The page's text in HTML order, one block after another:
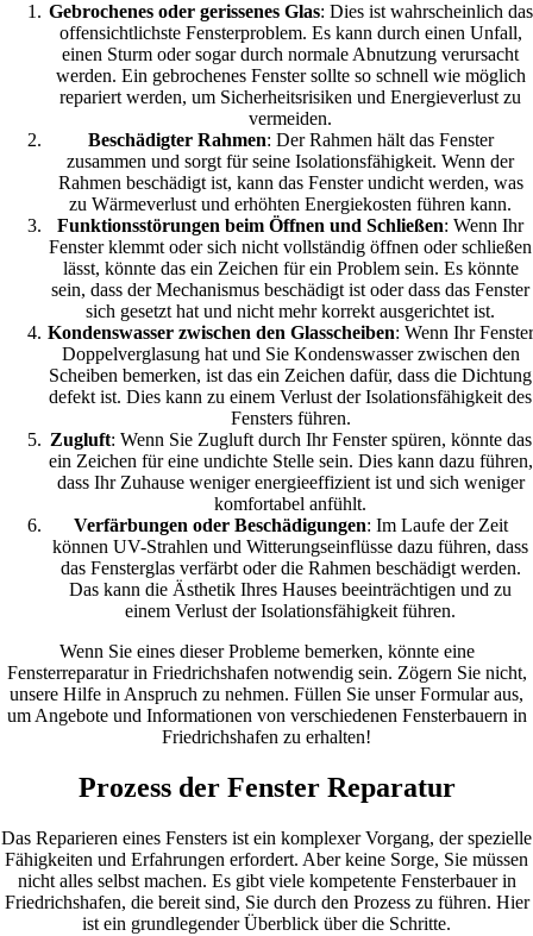
Gebrochenes oder gerissenes Glas: Dies ist wahrscheinlich das
offensichtlichste Fensterproblem. Es kann durch einen Unfall,
einen Sturm oder sogar durch normale Abnutzung verursacht
werden. Ein gebrochenes Fenster sollte so schnell wie möglich
repariert werden, um Sicherheitsrisiken und Energieverlust zu
vermeiden.
Beschädigter Rahmen: Der Rahmen hält das Fenster
zusammen und sorgt für seine Isolationsfähigkeit. Wenn der
Rahmen beschädigt ist, kann das Fenster undicht werden, was
zu Wärmeverlust und erhöhten Energiekosten führen kann.
Funktionsstörungen beim Öffnen und Schließen: Wenn Ihr
Fenster klemmt oder sich nicht vollständig öffnen oder schließen
lässt, könnte das ein Zeichen für ein Problem sein. Es könnte
sein, dass der Mechanismus beschädigt ist oder dass das Fenster
sich gesetzt hat und nicht mehr korrekt ausgerichtet ist.
Kondenswasser zwischen den Glasscheiben: Wenn Ihr Fenster
Doppelverglasung hat und Sie Kondenswasser zwischen den
Scheiben bemerken, ist das ein Zeichen dafür, dass die Dichtung
defekt ist. Dies kann zu einem Verlust der Isolationsfähigkeit des
Fensters führen.
Zugluft: Wenn Sie Zugluft durch Ihr Fenster spüren, könnte das
ein Zeichen für eine undichte Stelle sein. Dies kann dazu führen,
dass Ihr Zuhause weniger energieeffizient ist und sich weniger
komfortabel anfühlt.
Verfärbungen oder Beschädigungen: Im Laufe der Zeit
können UV-Strahlen und Witterungseinflüsse dazu führen, dass
das Fensterglas verfärbt oder die Rahmen beschädigt werden.
Das kann die Ästhetik Ihres Hauses beeinträchtigen und zu
einem Verlust der Isolationsfähigkeit führen.
Wenn Sie eines dieser Probleme bemerken, könnte eine
Fensterreparatur in Friedrichshafen notwendig sein. Zögern Sie nicht,
unsere Hilfe in Anspruch zu nehmen. Füllen Sie unser Formular aus,
um Angebote und Informationen von verschiedenen Fensterbauern in
Friedrichshafen zu erhalten!
Prozess der Fenster Reparatur
Das Reparieren eines Fensters ist ein komplexer Vorgang, der spezielle
Fähigkeiten und Erfahrungen erfordert. Aber keine Sorge, Sie müssen
nicht alles selbst machen. Es gibt viele kompetente Fensterbauer in
Friedrichshafen, die bereit sind, Sie durch den Prozess zu führen. Hier
ist ein grundlegender Überblick über die Schritte.